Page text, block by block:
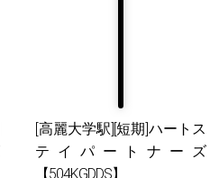
[高麗大学駅][短期]ハートス
テイパートナーズ
【504KGDDS】